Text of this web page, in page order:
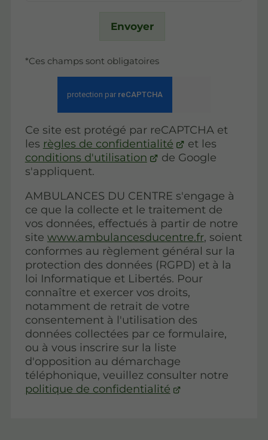
Envoyer
*Ces champs sont obligatoires
Ce site est protégé par reCAPTCHA et
les règles de confidentialité
et les
conditions d'utilisation
de Google
s'appliquent.
AMBULANCES DU CENTRE s'engage à
ce que la collecte et le traitement de
vos données, effectués à partir de notre
site www.ambulancesducentre.fr, soient
conformes au règlement général sur la
protection des données (RGPD) et à la
loi Informatique et Libertés. Pour
connaître et exercer vos droits,
notamment de retrait de votre
consentement à l'utilisation des
données collectées par ce formulaire,
ou à vous inscrire sur la liste
d'opposition au démarchage
téléphonique, veuillez consulter notre
politique de confidentialité